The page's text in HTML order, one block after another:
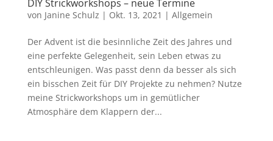
DIY Strickworkshops – neue Termine
von Janine Schulz | Okt. 13, 2021 | Allgemein
Der Advent ist die besinnliche Zeit des Jahres und
eine perfekte Gelegenheit, sein Leben etwas zu
entschleunigen. Was passt denn da besser als sich
ein bisschen Zeit für DIY Projekte zu nehmen? Nutze
meine Strickworkshops um in gemütlicher
Atmosphäre dem Klappern der...